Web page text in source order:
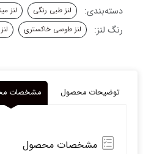
دسته‌بندی: لنز طبی رنگی لنز
رنگ لنز: لنز طوسی خاکستری
توضیحات محصول مشخصات محصول
مشخصات محصول